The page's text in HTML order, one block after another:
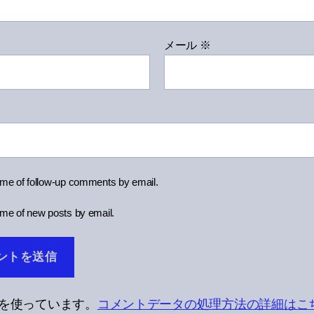
メール ※
of follow-up comments by email.
of new posts by email.
使っています。 コメントデータの処理方法の詳細はこ